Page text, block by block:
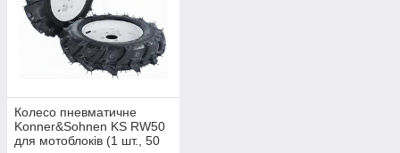
Колесо пневматичне
Konner&Sohnen KS RW50
для мотоблоків (1 шт., 50